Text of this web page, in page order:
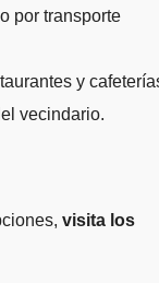
por transporte
y
vecindario.
visita los